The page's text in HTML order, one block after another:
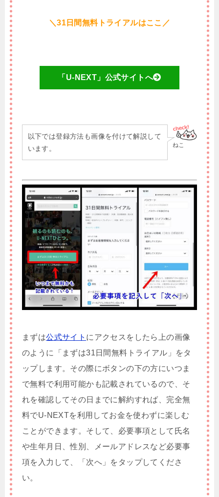
＼31日間無料トライアルはここ／
「U-NEXT」公式サイトへ
ねこ
以下では登録方法も画像を付けて解説して
います。
まずは公式サイト にアクセスをしたら上の画像
のように「まずは31日間無料トライアル」をタ
ップします。その際にボタンの下の方にいつま
で無料で利用可能かも記載されているので、そ
れを確認してその日までに解約すれば、完全無
料でU-NEXTを利用してお金を使わずに楽しむ
ことができます。そして、必要事項として氏名
や生年月日、性別、メールアドレスなど必要事
項を入力して、「次へ」をタップしてくださ
い。